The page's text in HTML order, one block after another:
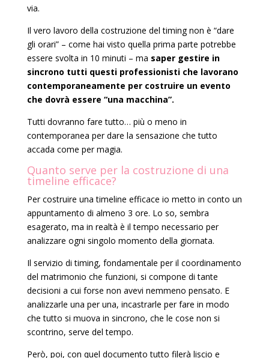
via.
Il vero lavoro della costruzione del timing non è “dare
gli orari” – come hai visto quella prima parte potrebbe
essere svolta in 10 minuti – ma saper gestire in
sincrono tutti questi professionisti che lavorano
contemporaneamente per costruire un evento
che dovrà essere “una macchina”.
Tutti dovranno fare tutto… più o meno in
contemporanea per dare la sensazione che tutto
accada come per magia.
Quanto serve per la costruzione di una
timeline efficace?
Per costruire una timeline efficace io metto in conto un
appuntamento di almeno 3 ore. Lo so, sembra
esagerato, ma in realtà è il tempo necessario per
analizzare ogni singolo momento della giornata.
Il servizio di timing, fondamentale per il coordinamento
del matrimonio che funzioni, si compone di tante
decisioni a cui forse non avevi nemmeno pensato. E
analizzarle una per una, incastrarle per fare in modo
che tutto si muova in sincrono, che le cose non si
scontrino, serve del tempo.
Però, poi, con quel documento tutto filerà liscio e